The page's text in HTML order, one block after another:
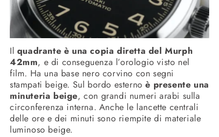
Il quadrante è una copia diretta del Murph
42mm, e di conseguenza l’orologio visto nel
film. Ha una base nero corvino con segni
stampati beige. Sul bordo esternoè presente una
minuteria beige, con grandi numeri arabi sulla
circonferenza interna. Anche le lancette centrali
delle ore e dei minuti sono riempite di materiale
luminoso beige.